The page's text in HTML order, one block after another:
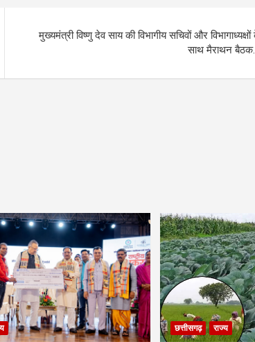
मुख्यमंत्री विष्णु देव साय की विभागीय सचिवों और
साथ मैराथन
छत्तीसगढ़ राज्य